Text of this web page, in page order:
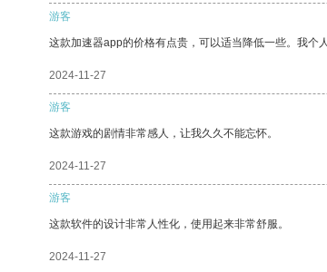
游客
这款加速器app的价格有点贵，可以适当降低一些。我个
2024-11-27
游客
这款游戏的剧情非常感人，让我久久不能忘怀。
2024-11-27
游客
这款软件的设计非常人性化，使用起来非常舒服。
2024-11-27